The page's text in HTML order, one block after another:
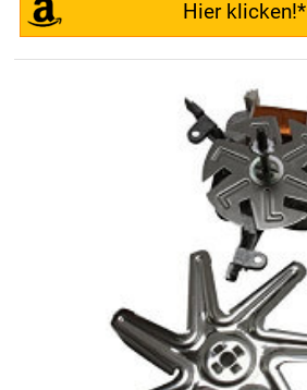
Hier klicken!*